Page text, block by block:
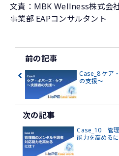
文責：MBK Wellness株式会
事業部 EAPコンサルタント
前の記事
Case_8 ケア
の支援～
次の記事
Case_10 管理
能力を高める